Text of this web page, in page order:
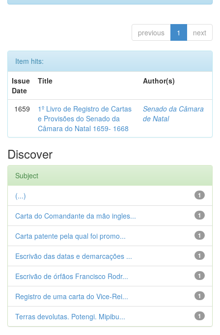
previous 1 next
Item hits:
Issue
Date
Title Author(s)
1659
1º Livro de Registro de Cartas
e Provisões do Senado da
Câmara do Natal 1659- 1668
Senado da Câmara
de Natal
Discover
Subject
1
(...)
1
Carta do Comandante da mão ingles...
1
Carta patente pela qual foi promo...
1
Escrivão das datas e demarcações ...
1
Escrivão de órfãos Francisco Rodr...
1
Registro de uma carta do Vice-Rei...
1
Terras devolutas. Potengi. Mipibu...